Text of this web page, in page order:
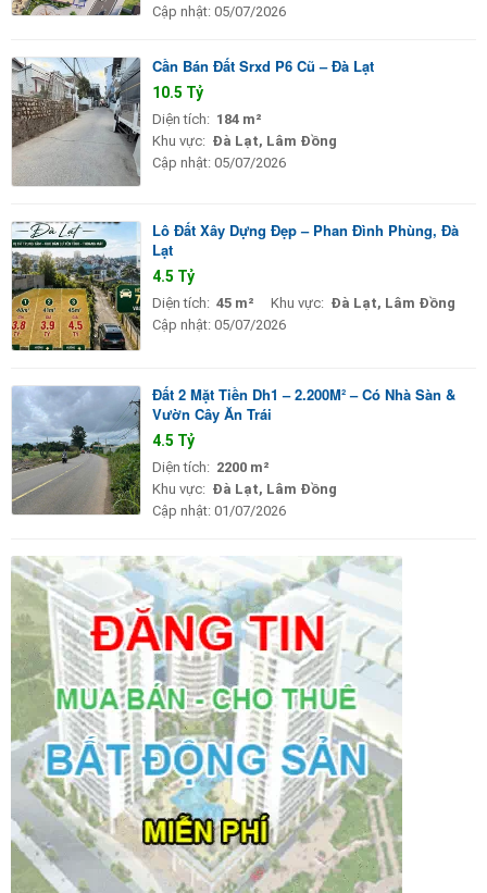
Cập nhật: 05/07/2026
Cần Bán Đất Srxd P6 Cũ – Đà Lạt
10.5 Tỷ
Diện tích: 184 m²
Khu vực: Đà Lạt, Lâm Đồng
Cập nhật: 05/07/2026
Lô Đất Xây Dựng Đẹp – Phan Đình Phùng, Đà
Lạt
4.5 Tỷ
Diện tích: 45 m² Khu vực: Đà Lạt, Lâm Đồng
Cập nhật: 05/07/2026
Đất 2 Mặt Tiền Dh1 – 2.200M² – Có Nhà Sàn &
Vườn Cây Ăn Trái
4.5 Tỷ
Diện tích: 2200 m²
Khu vực: Đà Lạt, Lâm Đồng
Cập nhật: 01/07/2026